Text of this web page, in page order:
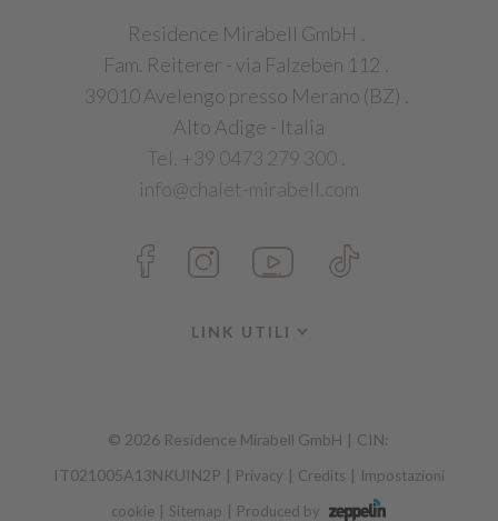
Residence Mirabell GmbH .
Fam. Reiterer - via Falzeben 112 .
39010 Avelengo presso Merano (BZ) .
Alto Adige - Italia
Tel. +39 0473 279 300 .
info@chalet-mirabell.com
LINK UTILI
© 2026 Residence Mirabell GmbH | CIN:
IT021005A13NKUIN2P | Privacy | Credits | Impostazioni
cookie | Sitemap | Produced by